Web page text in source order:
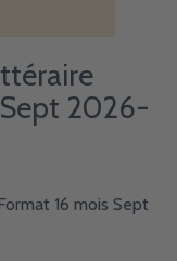
2026-
16 mois Sept